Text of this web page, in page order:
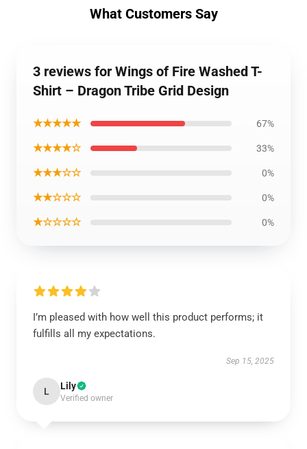
What Customers Say
3 reviews for Wings of Fire Washed T-
Shirt – Dragon Tribe Grid Design
★★★★★ 67%
★★★★☆ 33%
★★★☆☆ 0%
★★☆☆☆ 0%
★☆☆☆☆ 0%
I’m pleased with how well this product performs; it
fulfills all my expectations.
Sep 15, 2025
L Lily
Verified owner